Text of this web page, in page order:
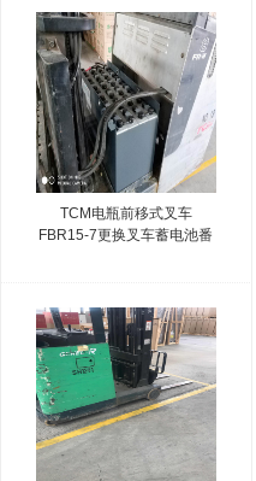
TCM电瓶前移式叉车
FBR15-7更换叉车蓄电池番